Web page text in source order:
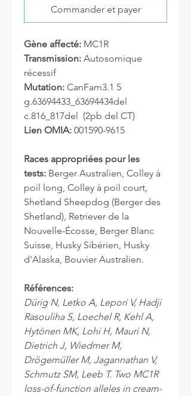
Commander et payer
Gène affecté: MC1R
Transmission: Autosomique
récessif
Mutation: CanFam3.1 5
g.63694433_63694434del
c.816_817del (2pb del CT)
Lien OMIA: 001590-9615
Races appropriées pour les
tests: Berger Australien, Colley à
poil long, Colley à poil court,
Shetland Sheepdog (Berger des
Shetland), Retriever de la
Nouvelle-Écosse, Berger Blanc
Suisse, Husky Sibérien, Husky
d'Alaska, Bouvier Australien.
Références:
Dürig N, Letko A, Lepori V, Hadji
Rasouliha S, Loechel R, Kehl A,
Hytönen MK, Lohi H, Mauri N,
Dietrich J, Wiedmer M,
Drögemüller M, Jagannathan V,
Schmutz SM, Leeb T. Two MC1R
loss-of-function alleles in cream-